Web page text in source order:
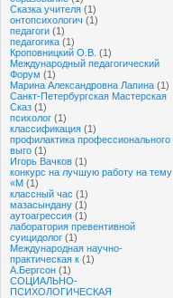
Сказка учителя (1)
онтопсихологич (1)
педагоги (1)
педагогика (1)
Кроповницкий О.В. (1)
Международный педагогический
Форум (1)
Марина Александровна Лапина (1)
Санкт-Петербургская Мастерская
Сказ (1)
психолог (1)
классификация (1)
профилактика профессионального
выго (1)
Игорь Вачков (1)
конкурс на лучшую работу на тему
«М (1)
классный час (1)
мазасындану (1)
аутоагрессия (1)
лаборатория превентивной
суицидолог (1)
Международная научно-
практическая к (1)
А.Бергсон (1)
СОЦИАЛЬНО-
ПСИХОЛОГИЧЕСКАЯ